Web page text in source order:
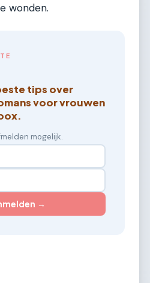
wonden.
tips over
voor vrouwen
mogelijk.
→